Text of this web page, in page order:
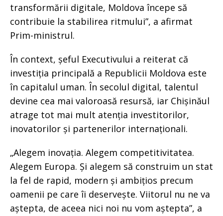
transformării digitale, Moldova începe să
contribuie la stabilirea ritmului”, a afirmat
Prim-ministrul.
În context, șeful Executivului a reiterat că
investiția principală a Republicii Moldova este
în capitalul uman. În secolul digital, talentul
devine cea mai valoroasă resursă, iar Chișinăul
atrage tot mai mult atenția investitorilor,
inovatorilor și partenerilor internaționali.
„Alegem inovația. Alegem competitivitatea.
Alegem Europa. Și alegem să construim un stat
la fel de rapid, modern și ambițios precum
oamenii pe care îi deservește. Viitorul nu ne va
aștepta, de aceea nici noi nu vom aștepta”, a